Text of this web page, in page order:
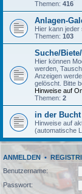
Themen: 416
Anlagen-
Hier kann jeder
Themen: 103
Suche/
Hier können
werden,
Anzeigen
gelöscht. Bitte
Hinweise auf
Themen: 2
in der
Hinweise auf
(automatische
ANMELDEN•
Benutzername:
Passwort: